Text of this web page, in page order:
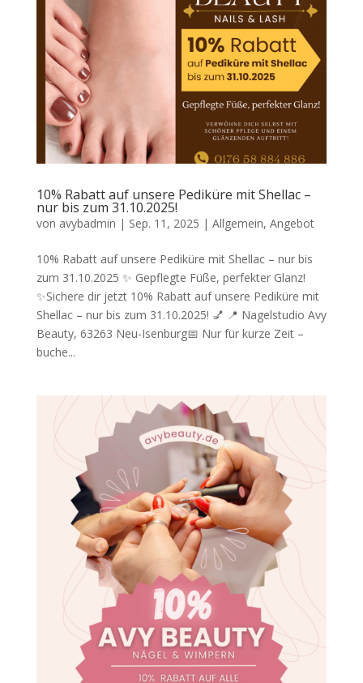
10% Rabatt auf unsere Pediküre mit Shellac –
nur bis zum 31.10.2025!
von avybadmin | Sep. 11, 2025 | Allgemein, Angebot
10% Rabatt auf unsere Pediküre mit Shellac – nur bis
zum 31.10.2025 ✨ Gepflegte Füße, perfekter Glanz!
✨Sichere dir jetzt 10% Rabatt auf unsere Pediküre mit
Shellac – nur bis zum 31.10.2025! 💅 📍 Nagelstudio Avy
Beauty, 63263 Neu-Isenburg📅 Nur für kurze Zeit –
buche...